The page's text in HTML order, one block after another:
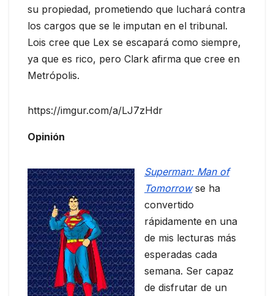
su propiedad, prometiendo que luchará contra
los cargos que se le imputan en el tribunal.
Lois cree que Lex se escapará como siempre,
ya que es rico, pero Clark afirma que cree en
Metrópolis.
https://imgur.com/a/LJ7zHdr
Opinión
Superman: Man of
Tomorrowse ha
convertido
rápidamente en una
de mis lecturas más
esperadas cada
semana. Ser capaz
de disfrutar de un